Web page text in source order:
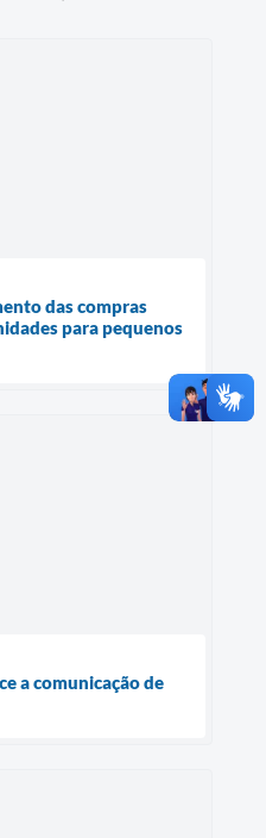
das compras
para pequenos
a comunicação de